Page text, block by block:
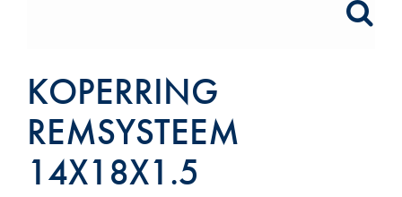
KOPERRING
REMSYSTEEM
14X18X1.5